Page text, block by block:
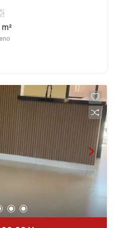
Imobiliária
nos bairros
reconhecidos por
e qualidade de vida
D`Água, Vila do
Canadá, Guaporé,
Boulevard,
Paulista, Vila Seixas,
Lagoinha,